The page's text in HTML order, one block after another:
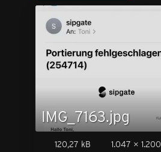
IMG_7163.jpg
120,27 kB 1.047 × 1.200